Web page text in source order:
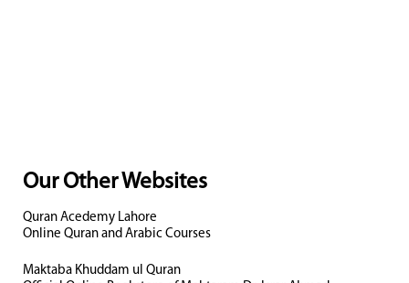
Our Other Websites
Quran Acedemy Lahore
Online Quran and Arabic Courses
Maktaba Khuddam ul Quran